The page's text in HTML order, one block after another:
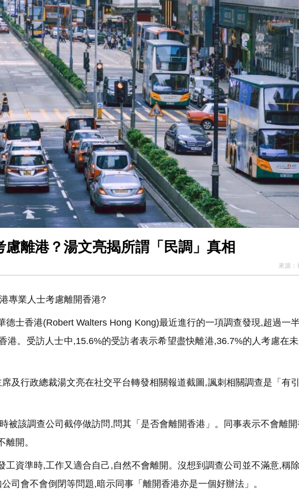
企去年合計營收2.58萬億 利潤總額近936億
讀活動解鎖閱讀新玩法
好：依法公正處理黎智英求情 罪證如山豈能妄想輕判
注做好宏福苑火災獨立委員會工作 李家超暫停3項公職委任
共話時代命題
新升級 五組數據見證文儒沉香從傳統邁向現代
國政協委員考察團來瓊考察
以舊換新帶動消費約18億元
企去年合計營收2.58萬億 利潤總額近936億
讀活動解鎖閱讀新玩法
離港？湯文亮揭所謂「民調」真相
來源：
專業人士考慮離開香港?
士香港(Robert Walters Hong Kong)最近進行的一項調查發現,超過一
港。受訪人士中,15.6%的受訪者表示希望盡快離港,36.7%的人考慮在
及行政總裁湯文亮在社交平台轉發相關報道截圖,諷刺相關調查是「有
被該調查公司截停做訪問,問其「是否會離開香港」。同事表示不會離
開。
資準時,工作又適合自己,自然不會離開。沒想到調查公司並不滿意,稱
司會不會倒閉等問題,暗示同事「離開香港亦是一個好辦法」。